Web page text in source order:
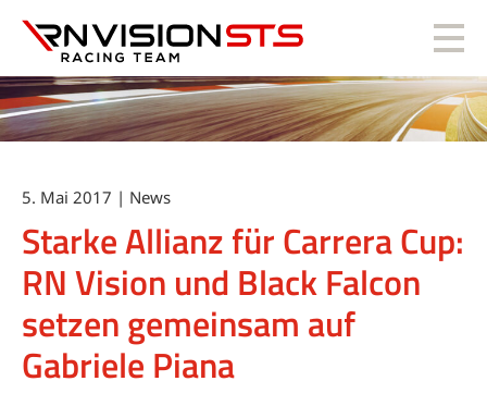
RN Vision STS
5. Mai 2017 | News
Starke Allianz für Carrera Cup:
RN Vision und Black Falcon
setzen gemeinsam auf
Gabriele Piana